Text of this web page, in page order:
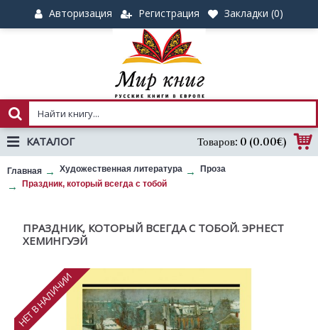
Авторизация Регистрация Закладки (0)
Товаров: 0 (0.00€)
КАТАЛОГ
Главная Художественная литература
Проза
Праздник, который всегда с тобой
ПРАЗДНИК, КОТОРЫЙ ВСЕГДА С ТОБОЙ. ЭРНЕСТ
ХЕМИНГУЭЙ
НЕТ В НАЛИЧИИ